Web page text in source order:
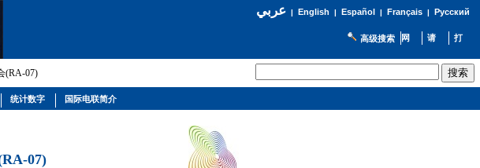
عربي| English | Español | Français| Русский
高级搜索
(RA-07)
07)
统计数字 国际电联简介